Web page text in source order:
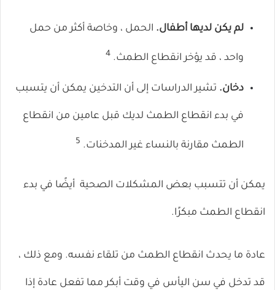
لم يكن لديها أطفال. الحمل ، وخاصة أكثر من حمل
واحد ، قد يؤخر انقطاع الطمث. 4
دخان. تشير الدراسات إلى أن التدخين يمكن أن يتسبب
في بدء انقطاع الطمث لديك قبل عامين من انقطاع
الطمث مقارنة بالنساء غير المدخنات. 5
يمكن أن تتسبب بعض المشكلات الصحية أيضًا في بدء
انقطاع الطمث مبكرًا.
عادة ما يحدث انقطاع الطمث من تلقاء نفسه. ومع ذلك ،
قد تدخل في سن اليأس في وقت أبكر مما تفعل عادة إذا